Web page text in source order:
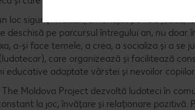
loc sigur și incluziv, amenajat pentru joacă,
deschisă pe parcursul întregului an, nu
a-și face temele, a crea, a socializa și a
care organizează și facilitează
educative adaptate vârstei și nevoilor copiilor.
The Moldova Project dezvoltă ludoteci în
la joc, învățare și relaționare